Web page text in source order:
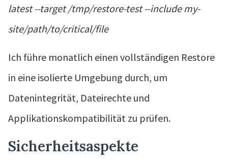
latest --target /tmp/restore-test --include my-
site/path/to/critical/file
Ich führe monatlich einen vollständigen Restore
in eine isolierte Umgebung durch, um
Datenintegrität, Dateirechte und
Applikationskompatibilität zu prüfen.
Sicherheitsaspekte